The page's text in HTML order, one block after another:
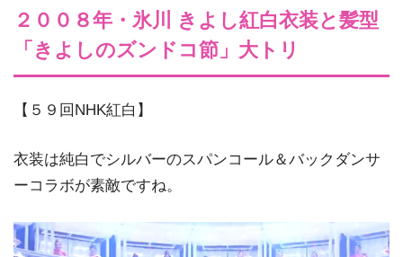
２００８年・氷川 きよし紅白衣装と髪型
「きよしのズンドコ節」大トリ
【５９回NHK紅白】
衣装は純白でシルバーのスパンコール＆バックダンサ
ーコラボが素敵ですね。